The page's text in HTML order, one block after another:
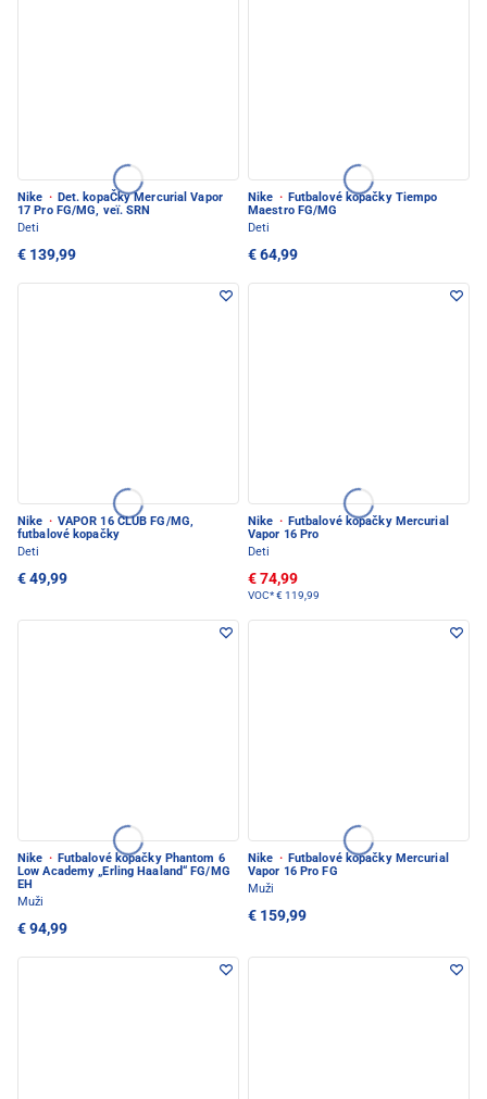
Nike · Det. kopaČky Mercurial Vapor
17 Pro FG/MG, veï. SRN
Deti
€ 139,99
Nike · Futbalové kopačky Tiempo
Maestro FG/MG
Deti
€ 64,99
Nike · VAPOR 16 CLUB FG/MG,
futbalové kopačky
Deti
€ 49,99
Nike · Futbalové kopačky Mercurial
Vapor 16 Pro
Deti
€ 74,99
VOC*€ 119,99
Nike · Futbalové kopačky Phantom 6
Low Academy „Erling Haaland“ FG/MG
EH
Muži
€ 94,99
Nike · Futbalové kopačky Mercurial
Vapor 16 Pro FG
Muži
€ 159,99